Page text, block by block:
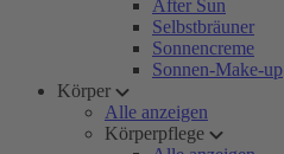
After Sun
Selbstbräuner
Sonnencreme
Sonnen-Make-up
Körper
Alle anzeigen
Körperpflege